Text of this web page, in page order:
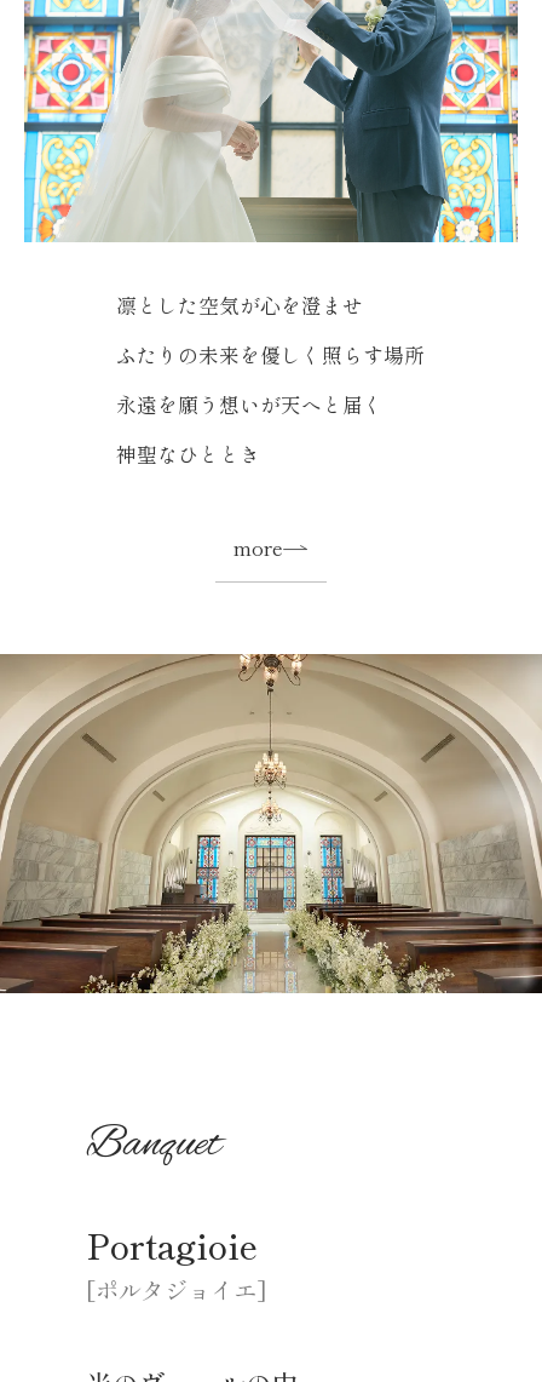
凛とした空気が心を澄ませ
ふたりの未来を優しく照らす場所
永遠を願う想いが天へと届く
神聖なひととき
more
Banquet
Portagioie
[ポルタジョイエ]